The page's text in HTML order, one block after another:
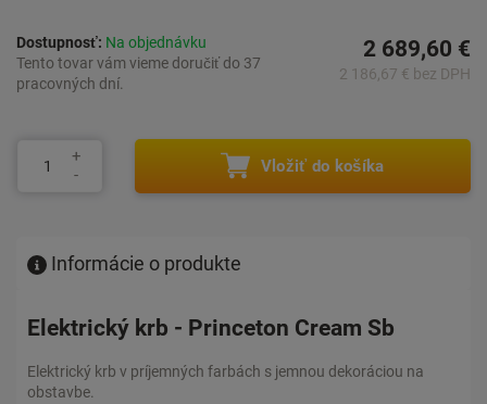
Dostupnosť: Na objednávku
Tento tovar vám vieme doručiť do 37
pracovných dní.
2 689,60 €
2 186,67 € bez DPH
Vložiť do košíka
Informácie o produkte
Elektrický krb - Princeton Cream Sb
Elektrický krb v príjemných farbách s jemnou dekoráciou na
obstavbe.